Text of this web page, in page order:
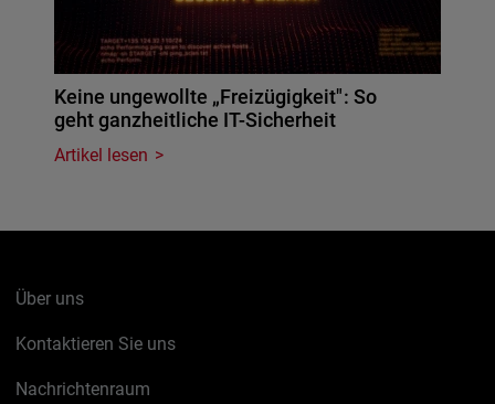
Keine ungewollte „Freizügigkeit": So
geht ganzheitliche IT-Sicherheit
Artikel lesen
Über uns
Kontaktieren Sie uns
Nachrichtenraum